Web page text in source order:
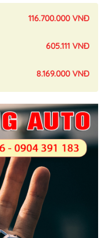
116.700.000 VNĐ
605.111 VNĐ
8.169.000 VNĐ